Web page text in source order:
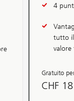
4
tutto
valore
Gratuito
CHF